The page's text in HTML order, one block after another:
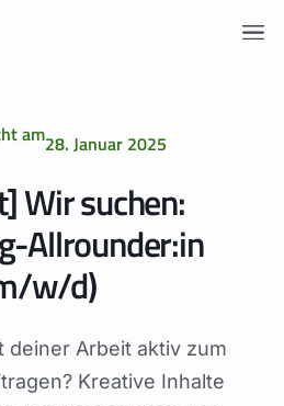
am28. Januar 2025
Wir suchen:
Allrounder:in
w/d)
deiner Arbeit aktiv zum
Kreative Inhalte